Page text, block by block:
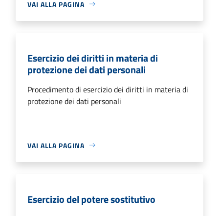
VAI ALLA PAGINA
Esercizio dei diritti in materia di
protezione dei dati personali
Procedimento di esercizio dei diritti in materia di
protezione dei dati personali
VAI ALLA PAGINA
Esercizio del potere sostitutivo